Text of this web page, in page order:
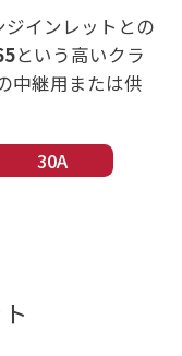
インレットとの
という高いクラ
中継用または供
30A